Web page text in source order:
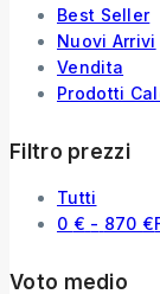
Best Seller
Nuovi Arrivi
Vendita
Prodotti
Filtro prezzi
Tutti
0 € - 870 €
Voto medio